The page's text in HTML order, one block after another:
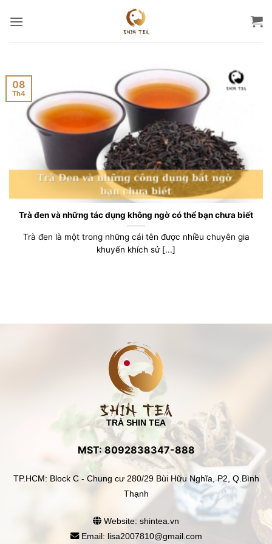
qua
Trà đen và những tác dụng không ngờ có thể bạn chưa biết
Trà đen là một trong những cái tên được nhiều chuyên gia
khuyến khích sử [...]
08
Th4
TRÀ SHIN TEA
MST: 8092838347-888
TP.HCM: Block C - Chung cư 280/29 Bùi Hữu Nghĩa, P2, Q.Bình
Thạnh
Website: shintea.vn
Email: lisa2007810@gmail.com